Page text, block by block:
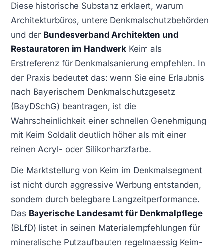
Diese historische Substanz erklaert, warum
Architekturbüros, untere Denkmalschutzbehörden
und der Bundesverband Architekten und
Restauratoren im Handwerk Keim als
Erstreferenz für Denkmalsanierung empfehlen. In
der Praxis bedeutet das: wenn Sie eine Erlaubnis
nach Bayerischem Denkmalschutzgesetz
(BayDSchG) beantragen, ist die
Wahrscheinlichkeit einer schnellen Genehmigung
mit Keim Soldalit deutlich höher als mit einer
reinen Acryl- oder Silikonharzfarbe.
Die Marktstellung von Keim im Denkmalsegment
ist nicht durch aggressive Werbung entstanden,
sondern durch belegbare Langzeitperformance.
Das Bayerische Landesamt für Denkmalpflege
(BLfD) listet in seinen Materialempfehlungen für
mineralische Putzaufbauten regelmaessig Keim-